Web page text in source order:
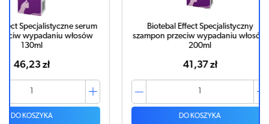
serum
Biotebal Effect Specjalistyczny
szampon przeciw wypadaniu włosów